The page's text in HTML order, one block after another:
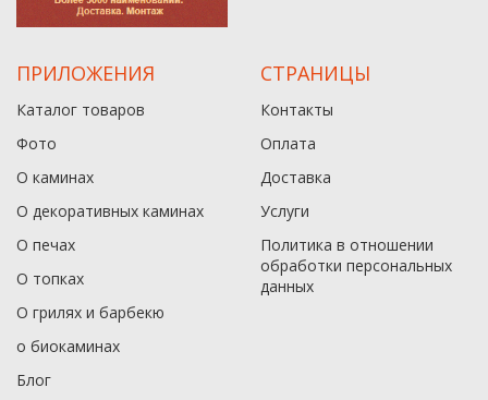
ПРИЛОЖЕНИЯ
Каталог товаров
Фото
О каминах
О декоративных каминах
О печах
О топках
О грилях и барбекю
о биокаминах
Блог
СТРАНИЦЫ
Контакты
Оплата
Доставка
Услуги
Политика в отношении
обработки персональных
данныx